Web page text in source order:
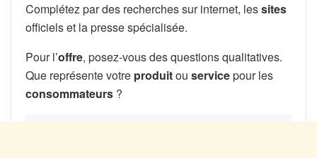
Complétez par des recherches sur internet, lessites
officiels et la presse spécialisée.
Pour l’offre, posez-vous des questions qualitatives.
Que représente votre produitou servicepour les
consommateurs ?